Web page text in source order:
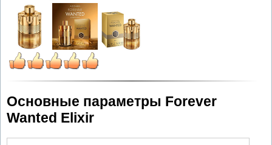
Основные параметры Forever
Wanted Elixir